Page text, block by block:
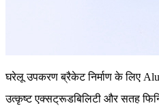
घरेलू उपकरण ब्रैकेट निर्माण के लिए
उत्कृष्ट एक्सट्रूडबिलिटी और सतह